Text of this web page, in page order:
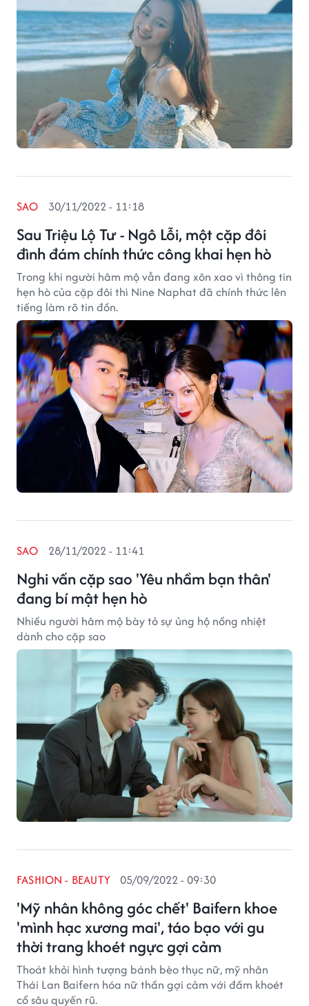
Sau Triệu Lộ Tư - Ngô Lỗi, một cặp đôi
đình đám chính thức công khai hẹn hò
SAO 30/11/2022 - 11:18
Trong khi người hâm mộ vẫn đang xôn xao vì thông tin
hẹn hò của cặp đôi thì Nine Naphat đã chính thức lên
tiếng làm rõ tin đồn.
Nghi vấn cặp sao 'Yêu nhầm bạn thân'
đang bí mật hẹn hò
SAO 28/11/2022 - 11:41
Nhiều người hâm mộ bày tỏ sự ủng hộ nồng nhiệt
dành cho cặp sao
'Mỹ nhân không góc chết' Baifern khoe
'mình hạc xương mai', táo bạo với gu
thời trang khoét ngực gợi cảm
FASHION - BEAUTY 05/09/2022 - 09:30
Thoát khỏi hình tượng bánh bèo thục nữ, mỹ nhân
Thái Lan Baifern hóa nữ thần gợi cảm với đầm khoét
cổ sâu quyến rũ.